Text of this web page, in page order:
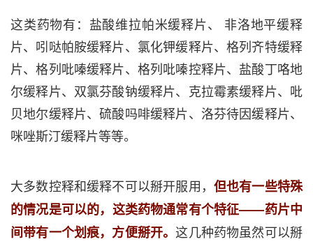
这类药物有：盐酸维拉帕米缓释片、 非洛地平缓释
片、吲哒帕胺缓释片、氯化钾缓释片、格列齐特缓释
片、格列吡嗪缓释片、格列吡嗪控释片、盐酸丁咯地
尔缓释片、双氯芬酸钠缓释片、克拉霉素缓释片、吡
贝地尔缓释片、硫酸吗啡缓释片、洛芬待因缓释片、
咪唑斯汀缓释片等等。
大多数控释和缓释不可以掰开服用， 但也有一些特殊
的情况是可以的，这类药物通常有个特征——药片中
间带有一个划痕，方便掰开。这几种药物虽然可以掰